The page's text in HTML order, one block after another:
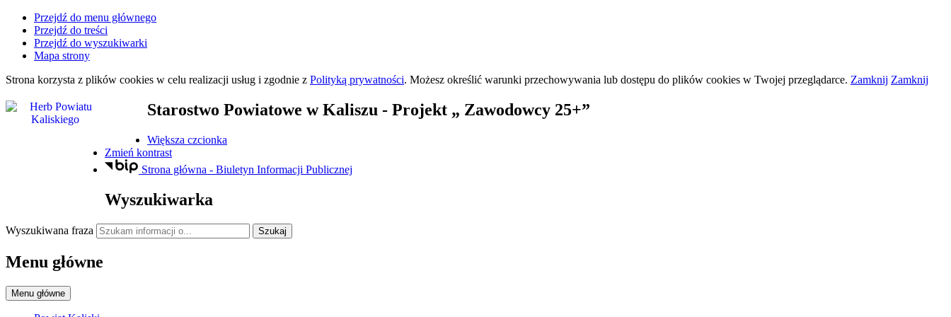
Przejdź do menu głównego
Przejdź do treści
Przejdź do wyszukiwarki
Mapa strony
Strona korzysta z plików cookies w celu realizacji usług i zgodnie z Polityką prywatności. Możesz określić warunki przechowywania lub dostępu do plików cookies w Twojej przeglądarce. Zamknij Zamknij
Starostwo Powiatowe w Kaliszu - Projekt „ Zawodowcy 25+”
Większa czcionka
Zmień kontrast
Strona główna - Biuletyn Informacji Publicznej
Wyszukiwarka
Wyszukiwana fraza Szukaj
Menu główne
Menu główne